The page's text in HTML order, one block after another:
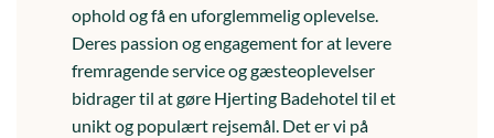
ophold og få en uforglemmelig oplevelse.
Deres passion og engagement for at levere
fremragende service og gæsteoplevelser
bidrager til at gøre Hjerting Badehotel til et
unikt og populært rejsemål. Det er vi på